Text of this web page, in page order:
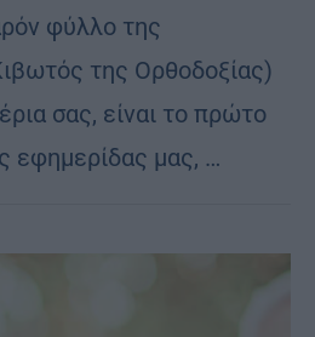
φύλλο της
της Ορθοδοξίας)
σας, είναι το πρώτο
εφημερίδας μας, …